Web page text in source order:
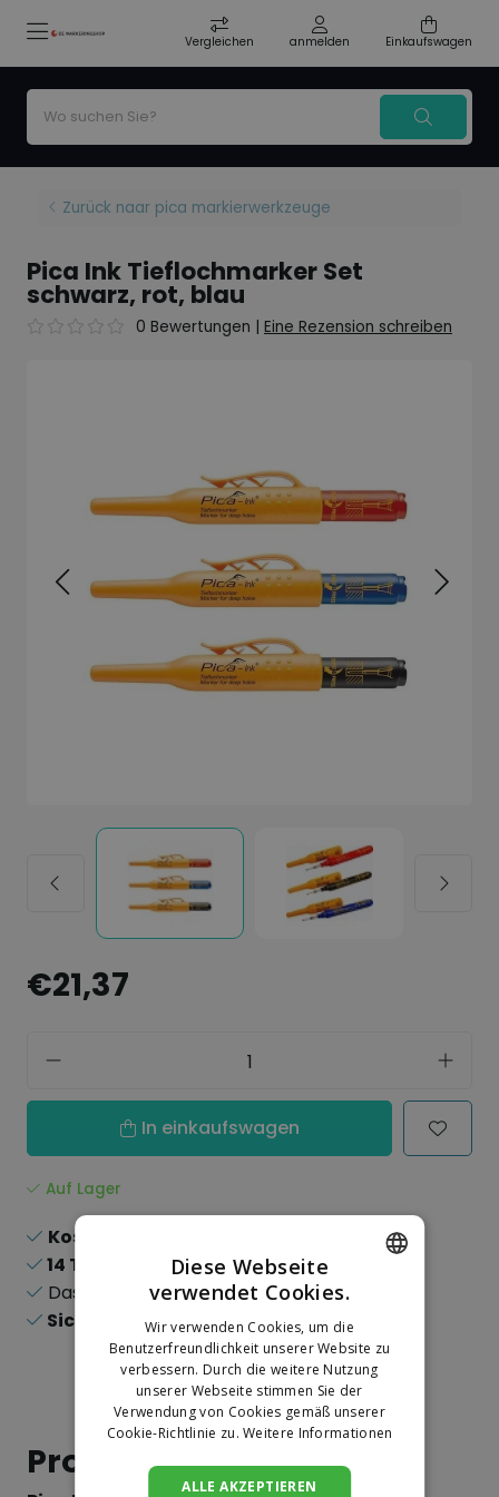
Vergleichen anmelden Einkaufswagen
Zurück naar pica markierwerkzeuge
Pica Ink Tieflochmarker Set
schwarz, rot, blau
0 Bewertungen | Eine Rezension schreiben
€21,37
In einkaufswagen
Auf Lager
Kostenloser Versand
14 Tage
Rückgaberecht
Das
größteSortiment
Sichere
Online-Zahlungen
Produktinformation
DUTCH
GERMAN
Diese Webseite
verwendet Cookies.
Wir verwenden Cookies, um die
Benutzerfreundlichkeit unserer Website zu
verbessern. Durch die weitere Nutzung
unserer Webseite stimmen Sie der
Verwendung von Cookies gemäß unserer
Cookie-Richtlinie zu. Weitere Informationen
ALLE AKZEPTIEREN